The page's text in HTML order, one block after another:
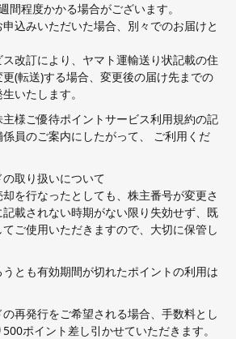
間程度かかる場合がございます。
込みいただいた場合、別々でのお届けと
改訂により、ヤマト運輸送り状記載の住
(転送)する場合、変更後の届け先までの
いたします。
様ご優待ポイントサービス利用規約の記
員のご案内にしたがって、 ご利用くだ
取り扱いについて
を行なったとしても、株主番号が変更さ
載されない時期がない限り失効せず、既
ご使用いただきますので、大切に保管し
とも有効期間が切れたポイントの利用は
再発行をご希望される場合、手数料とし
ポイント差し引かせていただきます。